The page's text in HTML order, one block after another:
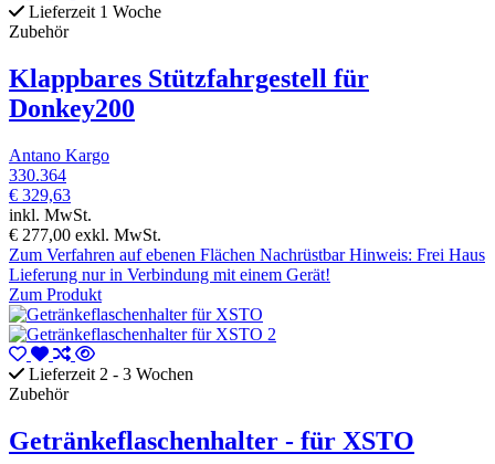
Lieferzeit 1 Woche
Zubehör
Klappbares Stützfahrgestell für
Donkey200
Antano Kargo
330.364
€ 329,63
inkl. MwSt.
€ 277,00 exkl. MwSt.
Zum Verfahren auf ebenen Flächen Nachrüstbar Hinweis: Frei Haus
Lieferung nur in Verbindung mit einem Gerät!
Zum Produkt
Lieferzeit 2 - 3 Wochen
Zubehör
Getränkeflaschenhalter - für XSTO